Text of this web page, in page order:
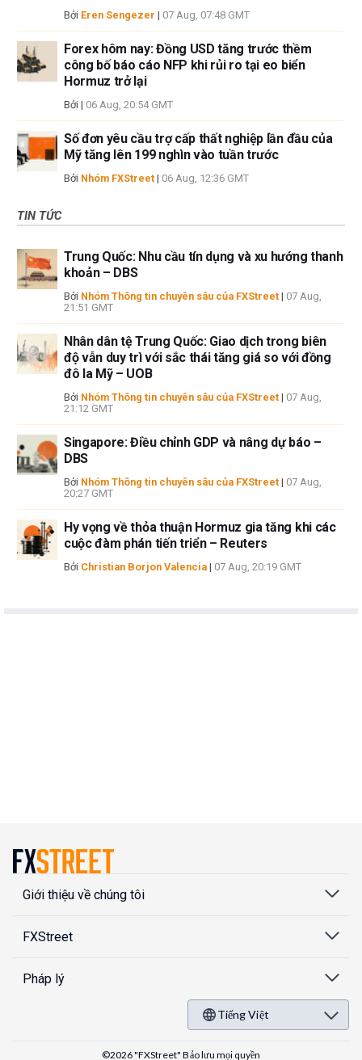
Bởi Eren Sengezer | 07 Aug, 07:48 GMT
Forex hôm nay: Đồng USD tăng trước thềm
công bố báo cáo NFP khi rủi ro tại eo biển
Hormuz trở lại
Bởi | 06 Aug, 20:54 GMT
Số đơn yêu cầu trợ cấp thất nghiệp lần đầu của
Mỹ tăng lên 199 nghìn vào tuần trước
Bởi Nhóm FXStreet | 06 Aug, 12:36 GMT
TIN TỨC
Trung Quốc: Nhu cầu tín dụng và xu hướng thanh
khoản – DBS
Bởi Nhóm Thông tin chuyên sâu của FXStreet | 07 Aug,
21:51 GMT
Nhân dân tệ Trung Quốc: Giao dịch trong biên
độ vẫn duy trì với sắc thái tăng giá so với đồng
đô la Mỹ – UOB
Bởi Nhóm Thông tin chuyên sâu của FXStreet | 07 Aug,
21:12 GMT
Singapore: Điều chỉnh GDP và nâng dự báo –
DBS
Bởi Nhóm Thông tin chuyên sâu của FXStreet | 07 Aug,
20:27 GMT
Hy vọng về thỏa thuận Hormuz gia tăng khi các
cuộc đàm phán tiến triển – Reuters
Bởi Christian Borjon Valencia | 07 Aug, 20:19 GMT
Giới thiệu về chúng tôi
FXStreet
Pháp lý
Tiếng Việt
©2026 "FXStreet" Bảo lưu mọi quyền